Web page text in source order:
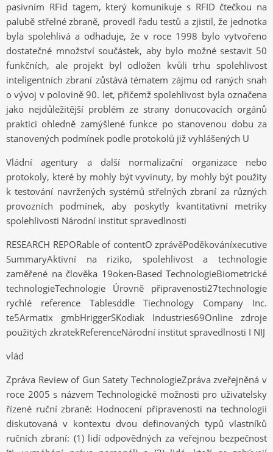
pasivním RFid tagem, který komunikuje s RFID čtečkou na
palubě střelné zbraně, provedl řadu testů a zjistil, že jednotka
byla spolehlivá a odhaduje, že v roce 1998 bylo vytvořeno
dostatečné množství součástek, aby bylo možné sestavit 50
funkčních, ale projekt byl odložen kvůli trhu spolehlivost
inteligentních zbraní zůstává tématem zájmu od raných snah
o vývoj v polovině 90. let, přičemž spolehlivost byla označena
jako nejdůležitější problém ze strany donucovacích orgánů
praktici ohledně zamýšlené funkce po stanovenou dobu za
stanovených podmínek podle protokolů již vyhlášených U
Vládní agentury a další normalizační organizace nebo
protokoly, které by mohly být vyvinuty, by mohly být použity
k testování navržených systémů střelných zbraní za různých
provozních podmínek, aby poskytly kvantitativní metriky
spolehlivosti Národní institut spravedlnosti
RESEARCH REPORable of contentO zprávěPoděkováníxecutive
SummaryAktivní na riziko, spolehlivost a technologie
zaměřené na člověka 19oken-Based TechnologieBiometrické
technologieTechnologie Úrovně připravenosti27technologie
rychlé reference Tablesddle Tiechnology Company Inc.
te5Armatix gmbHriggerSKodiak Industries69Online zdroje
použitých zkratekReferenceNárodní institut spravedlnosti I NIJ
vlád
Zpráva Review of Gun Satety TechnologieZpráva zveřejněná v
roce 2005 s názvem Technologické možnosti pro uživatelsky
řízené ruční zbraně: Hodnocení připravenosti na technologii
diskutovaná v kontextu dvou definovaných typů vlastníků
ručních zbraní: (1) lidí odpovědných za veřejnou bezpečnost